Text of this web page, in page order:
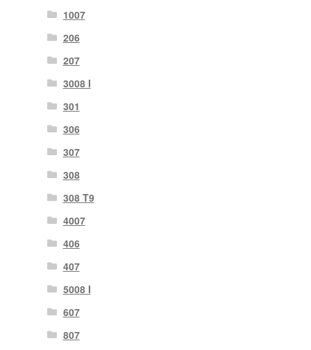
1007
206
207
3008 I
301
306
307
308
308 T9
4007
406
407
5008 I
607
807